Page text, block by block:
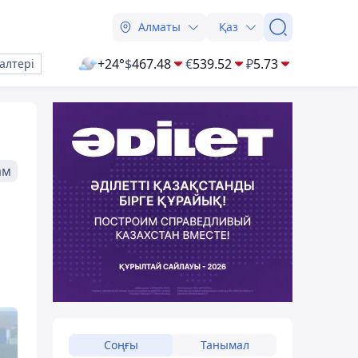
Алматы Қаз
+24°$467.48 €539.52 ₽5.73
Соңғы Танымал